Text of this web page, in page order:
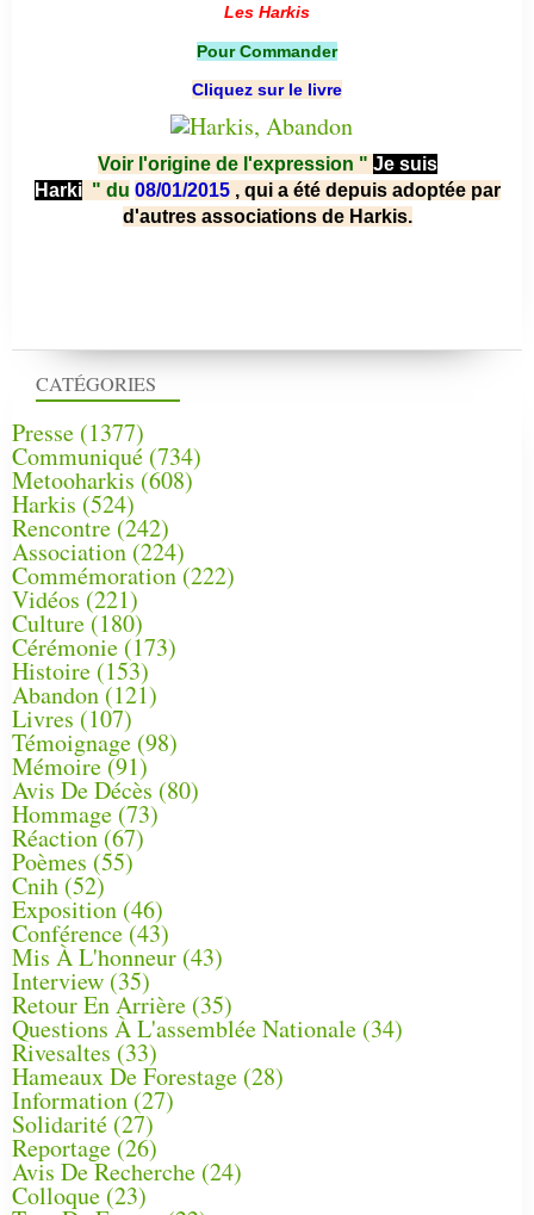
CATÉGORIES
Presse (1377)
Communiqué (734)
Metooharkis (608)
Harkis (524)
Rencontre (242)
Association (224)
Commémoration(222)
Vidéos (221)
Culture(180)
Cérémonie (173)
Histoire (153)
Abandon(121)
Livres (107)
Témoignage (98)
Mémoire (91)
Avis De Décès (80)
Hommage (73)
Réaction(67)
Poèmes (55)
Cnih (52)
Exposition (46)
Conférence(43)
Mis À L'honneur (43)
Interview (35)
Retour En Arrière (35)
Questions À L'assemblée Nationale (34)
Rivesaltes (33)
Hameaux De Forestage (28)
Information (27)
Solidarité (27)
Reportage (26)
Avis De Recherche (24)
Colloque (23)
Les Harkis
Pour Commander
Cliquez sur le livre
Voir l'origine de l'expression " Je suis
Harki " du 08/01/2015 , qui a été depuis adoptée par
d'autres associations de Harkis.